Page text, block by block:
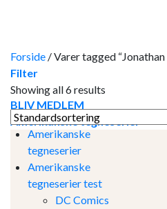
BLIV MEDLEM
Amerikanske tegneserier
Forside /Varer tagged
Filter
Showing all 6 results
Amerikanske
tegneserier
Amerikanske
tegneserier test
DC Comics